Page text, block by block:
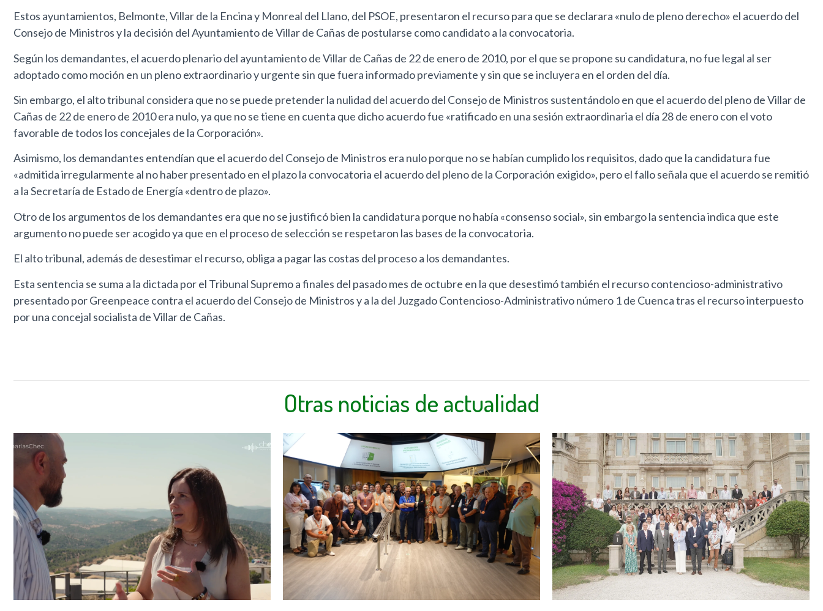
Estos ayuntamientos, Belmonte, Villar de la Encina y Monreal del Llano, del PSOE, presentaron el recurso para que se declarara «nulo de pleno derecho» el acuerdo del
Consejo de Ministros y la decisión del Ayuntamiento de Villar de Cañas de postularse como candidato a la convocatoria.
Según los demandantes, el acuerdo plenario del ayuntamiento de Villar de Cañas de 22 de enero de 2010, por el que se propone su candidatura, no fue legal al ser
adoptado como moción en un pleno extraordinario y urgente sin que fuera informado previamente y sin que se incluyera en el orden del día.
Sin embargo, el alto tribunal considera que no se puede pretender la nulidad del acuerdo del Consejo de Ministros sustentándolo en que el acuerdo del pleno de Villar de
Cañas de 22 de enero de 2010 era nulo, ya que no se tiene en cuenta que dicho acuerdo fue «ratificado en una sesión extraordinaria el día 28 de enero con el voto
favorable de todos los concejales de la Corporación».
Asimismo, los demandantes entendían que el acuerdo del Consejo de Ministros era nulo porque no se habían cumplido los requisitos, dado que la candidatura fue
«admitida irregularmente al no haber presentado en el plazo la convocatoria el acuerdo del pleno de la Corporación exigido», pero el fallo señala que el acuerdo se remitió
a la Secretaría de Estado de Energía «dentro de plazo».
Otro de los argumentos de los demandantes era que no se justificó bien la candidatura porque no había «consenso social», sin embargo la sentencia indica que este
argumento no puede ser acogido ya que en el proceso de selección se respetaron las bases de la convocatoria.
El alto tribunal, además de desestimar el recurso, obliga a pagar las costas del proceso a los demandantes.
Esta sentencia se suma a la dictada por el Tribunal Supremo a finales del pasado mes de octubre en la que desestimó también el recurso contencioso-administrativo
presentado por Greenpeace contra el acuerdo del Consejo de Ministros y a la del Juzgado Contencioso-Administrativo número 1 de Cuenca tras el recurso interpuesto
por una concejal socialista de Villar de Cañas.
Otras noticias de actualidad